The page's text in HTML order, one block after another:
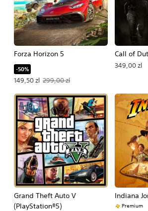
Forza Horizon 5
-50%
149,50 zl
Oferowana cena: 149,50 zl. Pierwotna cena:
299,00 zl
Call of
349,00 zl
Grand Theft Auto V
(PlayStation®5)
Indiana
Premium